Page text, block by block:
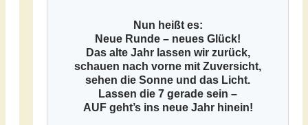
Nun heißt es:
Neue Runde – neues Glück!
Das alte Jahr lassen wir zurück,
schauen nach vorne mit Zuversicht,
sehen die Sonne und das Licht.
Lassen die 7 gerade sein –
AUF geht’s ins neue Jahr hinein!